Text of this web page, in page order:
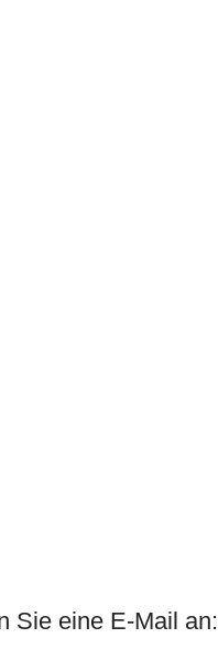
Sie eine E-Mail an: